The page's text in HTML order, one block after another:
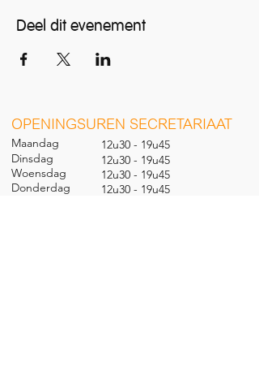
Deel dit evenement
OPENINGSUREN SECRETARIAAT
Maandag
Dinsdag
Woensdag
Donderdag
12u30 - 19u45
12u30 - 19u45
12u30 - 19u45
12u30 - 19u45